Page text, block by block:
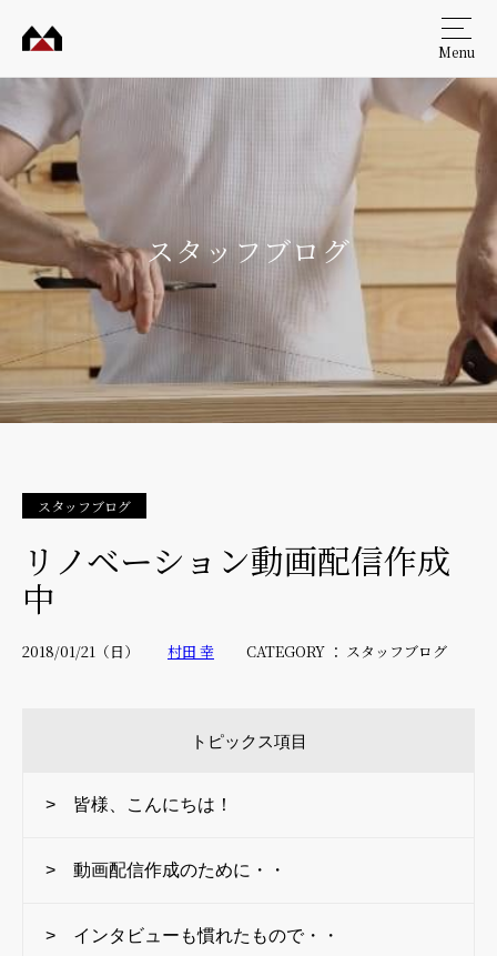
工務
Menu
スタッフブログ
スタッフブログ
リノベーション動画配信作成
中
2018/01/21（日） 村田 幸 CATEGORY ： スタッフブログ
トピックス項目
> 皆様、こんにちは！
> 動画配信作成のために・・
> インタビューも慣れたもので・・